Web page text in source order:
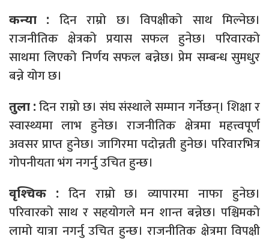
कन्या :
दिन राम्रो छ। विपक्षीको साथ मिल्नेछ।
राजनीतिक क्षेत्रको प्रयास सफल हुनेछ। परिवारको
साथमा लिएको निर्णय सफल बन्नेछ। प्रेम सम्बन्ध सुमधुर
बन्ने योग छ।
तुला :दिन राम्रो छ। संघ संस्थाले सम्मान गर्नेछन्। शिक्षा र
स्वास्थ्यमा लाभ हुनेछ। राजनीतिक क्षेत्रमा महत्त्वपूर्ण
अवसर प्राप्त हुनेछ। जागिरमा पदोन्नती हुनेछ। परिवारभित्र
गोपनीयता भंग नगर्नु उचित हुन्छ।
वृश्चिक : दिन राम्रो छ। व्यापारमा नाफा हुनेछ।
परिवारको साथ र सहयोगले मन शान्त बन्नेछ। पश्चिमको
लामो यात्रा नगर्नु उचित हुन्छ। राजनीतिक क्षेत्रमा विपक्षी